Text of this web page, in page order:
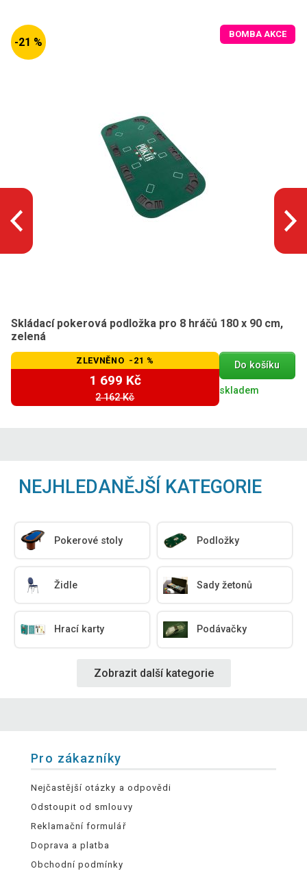
-21 %
BOMBA AKCE
Skládací pokerová podložka pro 8 hráčů 180 x 90 cm,
zelená
ZLEVNĚNO -21 %
1 699 Kč
2 162 Kč
Do košíku
skladem
NEJHLEDANĚJŠÍ KATEGORIE
Pokerové stoly Podložky
Židle Sady žetonů
Hrací karty Podávačky
Zobrazit další kategorie
Pro zákazníky
Nejčastější otázky a odpovědi
Odstoupit od smlouvy
Reklamační formulář
Doprava a platba
Obchodní podmínky